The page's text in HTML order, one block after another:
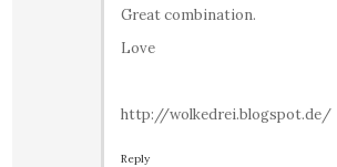
Great combination.
Love
http://wolkedrei.blogspot.de/
Reply